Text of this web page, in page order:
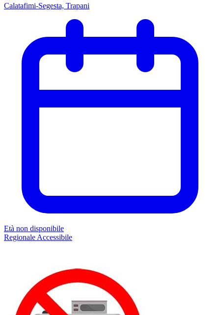
Calatafimi-Segesta, Trapani
Età non disponibile
Regionale Accessibile